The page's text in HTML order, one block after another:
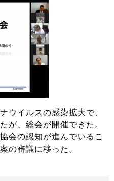
ウイルスの感染拡大で、
が、総会が開催できた。
会の認知が進んでいるこ
の審議に移った。